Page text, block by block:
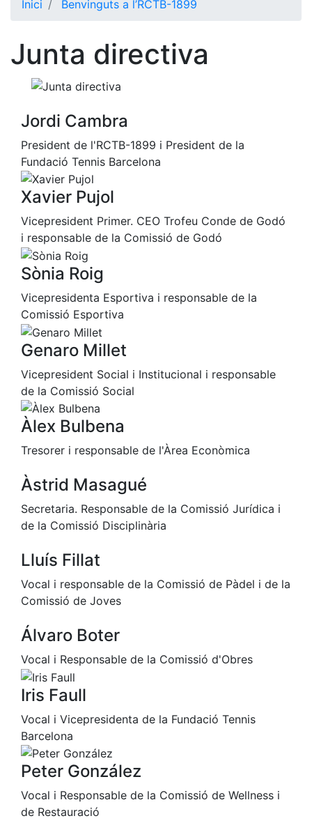
Història
història
Presidents
Organització
Junta
directiva
Comissions
i comités
Estructura
executiva
Fundació
Serveis
Instal·lacions
Preguntes
Freqüents
(FAQs)
Treballa amb
nosaltres
Àrea esportiva
Tennis
Escola de
tennis
Palmarès
equips
Llegendes
professionals
Competicions
Campionat
Social de
Tennis
Quadres
de Joc
Quadre
d'Honor
Històric
del
Inici Benvinguts a l’RCTB-1899
Junta directiva
Jordi Cambra
President de l'RCTB-1899 i President de la
Fundació Tennis Barcelona
Xavier Pujol
Vicepresident Primer. CEO Trofeu Conde de Godó
i responsable de la Comissió de Godó
Sònia Roig
Vicepresidenta Esportiva i responsable de la
Comissió Esportiva
Genaro Millet
Vicepresident Social i Institucional i responsable
de la Comissió Social
Àlex Bulbena
Tresorer i responsable de l'Àrea Econòmica
Àstrid Masagué
Secretaria. Responsable de la Comissió Jurídica i
de la Comissió Disciplinària
Lluís Fillat
Vocal i responsable de la Comissió de Pàdel i de la
Comissió de Joves
Álvaro Boter
Vocal i Responsable de la Comissió d'Obres
Iris Faull
Vocal i Vicepresidenta de la Fundació Tennis
Barcelona
Peter González
Vocal i Responsable de la Comissió de Wellness i
de Restauració